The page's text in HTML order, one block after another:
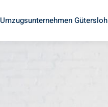
Umzugsunternehmen Gütersloh